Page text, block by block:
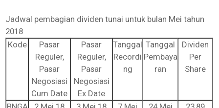
Jadwal pembagian dividen tunai untuk bulan Mei tahun
2018
Kode
Pasar
Reguler,
Pasar
Negosiasi
Cum Date
Pasar
Reguler,
Pasar
Negosiasi
Ex Date
Tanggal
Recordi
ng
Tanggal
Pembaya
ran
Dividen
Per
Share